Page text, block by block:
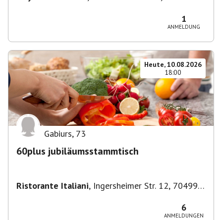
1
ANMELDUNG
Heute, 10.08.2026
18:00
Gabiurs, 73
60plus jubiläumsstammtisch
Ristorante Italiani, Ingersheimer Str. 12, 70499
6
ANMELDUNGEN